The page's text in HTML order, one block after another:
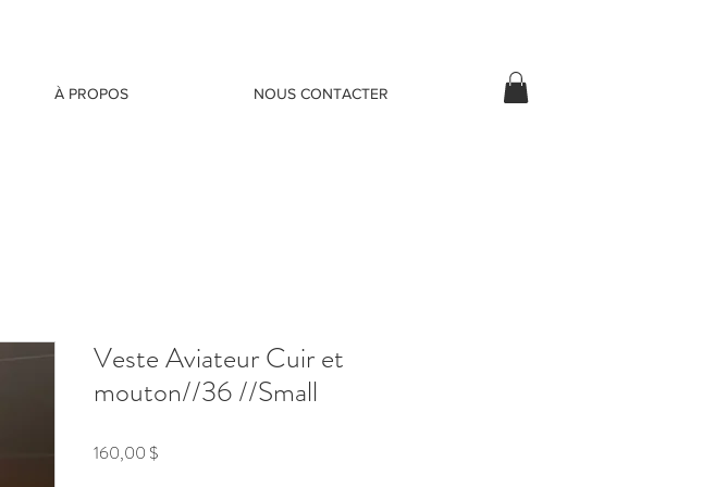
À PROPOS NOUS CONTACTER
Veste Aviateur Cuir et
mouton//36 //Small
160,00 $